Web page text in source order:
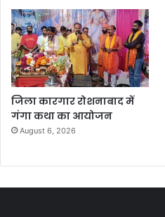
जिला कारगार रोशनाबाद में
गंगा कथा का आयोजन
August 6, 2026